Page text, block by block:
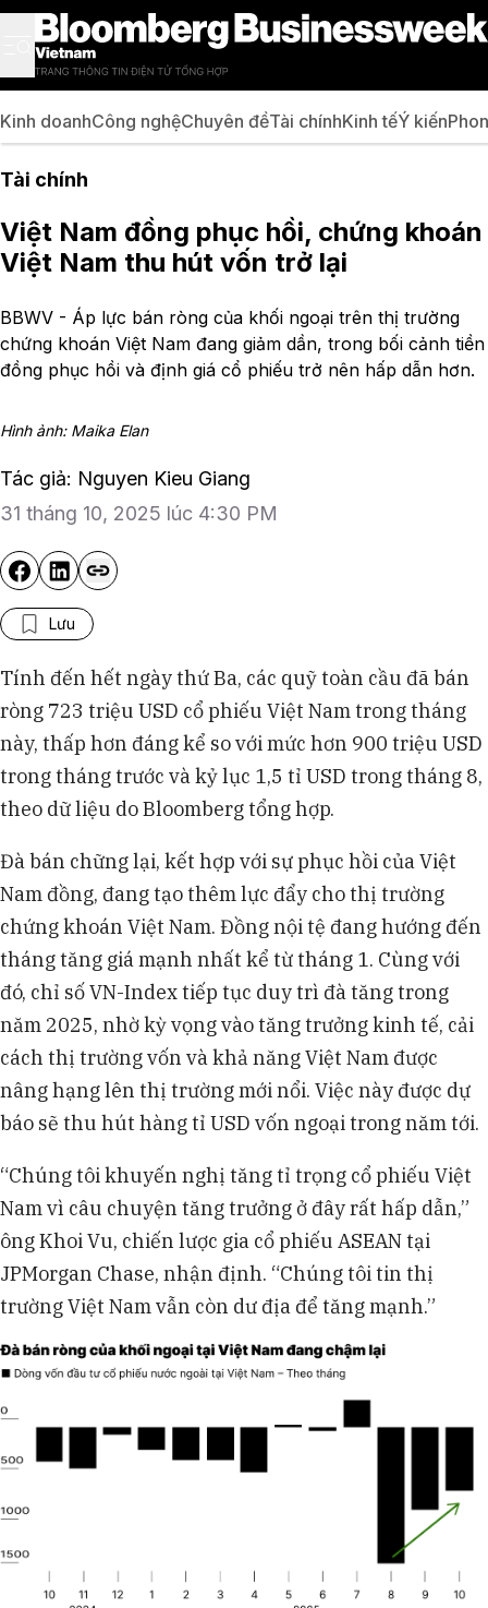
Kinh doanhCông nghệChuyên đềTài chínhKinh tếÝ kiến
Tài chính
Việt Nam đồng phục hồi, chứng khoán
Việt Nam thu hút vốn trở lại
BBWV - Áp lực bán ròng của khối ngoại trên thị trường
chứng khoán Việt Nam đang giảm dần, trong bối cảnh tiền
đồng phục hồi và định giá cổ phiếu trở nên hấp dẫn hơn.
Hình ảnh: Maika Elan
Tác giả: Nguyen Kieu Giang
31 tháng 10, 2025 lúc 4:30 PM
Lưu
Tính đến hết ngày thứ Ba, các quỹ toàn cầu đã bán
ròng 723 triệu USD cổ phiếu Việt Nam trong tháng
này, thấp hơn đáng kể so với mức hơn 900 triệu USD
trong tháng trước và kỷ lục 1,5 tỉ USD trong tháng 8,
theo dữ liệu do Bloomberg tổng hợp.
Đà bán chững lại, kết hợp với sự phục hồi của Việt
Nam đồng, đang tạo thêm lực đẩy cho thị trường
chứng khoán Việt Nam. Đồng nội tệ đang hướng đến
tháng tăng giá mạnh nhất kể từ tháng 1. Cùng với
đó, chỉ số VN-Index tiếp tục duy trì đà tăng trong
năm 2025, nhờ kỳ vọng vào tăng trưởng kinh tế, cải
cách thị trường vốn và khả năng Việt Nam được
nâng hạng lên thị trường mới nổi. Việc này được dự
báo sẽ thu hút hàng tỉ USD vốn ngoại trong năm tới.
“Chúng tôi khuyến nghị tăng tỉ trọng cổ phiếu Việt
Nam vì câu chuyện tăng trưởng ở đây rất hấp dẫn,”
ông Khoi Vu, chiến lược gia cổ phiếu ASEAN tại
JPMorgan Chase, nhận định. “Chúng tôi tin thị
trường Việt Nam vẫn còn dư địa để tăng mạnh.”